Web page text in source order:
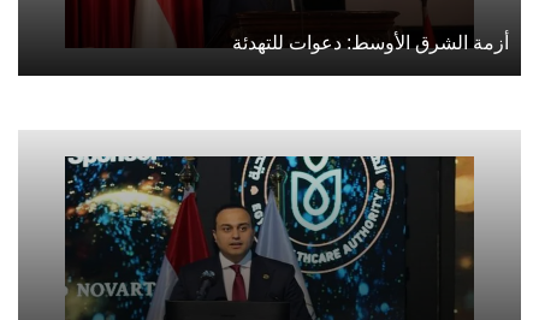
أزمة الشرق الأوسط: دعوات للتهدئة